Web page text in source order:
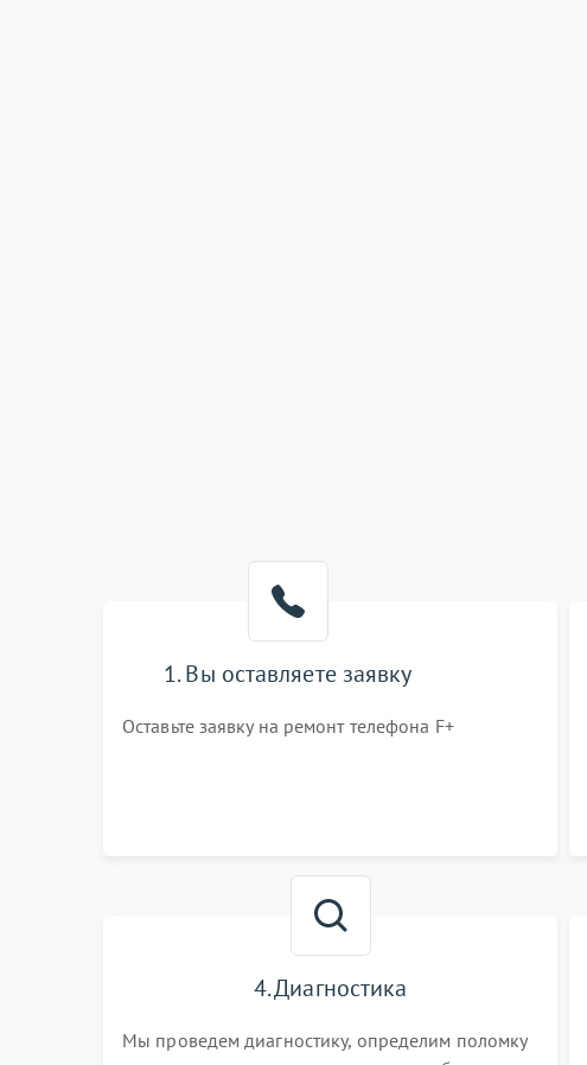
1. Вы оставляете заявку
Оставьте заявку на ремонт телефона F+
4. Диагностика
Мы проведем диагностику, определим поломку